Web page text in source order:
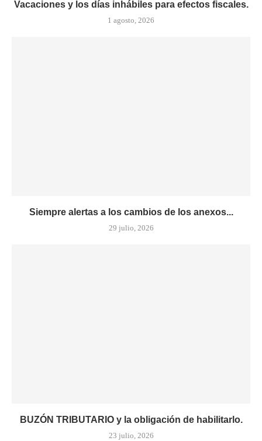
Vacaciones y los días inhábiles para efectos fiscales.
1 agosto, 2026
Siempre alertas a los cambios de los anexos...
29 julio, 2026
BUZÓN TRIBUTARIO y la obligación de habilitarlo.
23 julio, 2026